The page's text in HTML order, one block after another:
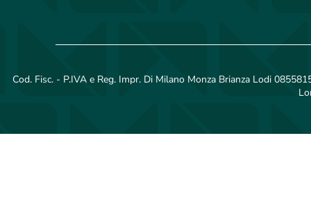
Cod. Fisc. - P.IVA e Reg. Impr. Di Milano Monza Brianza Lodi